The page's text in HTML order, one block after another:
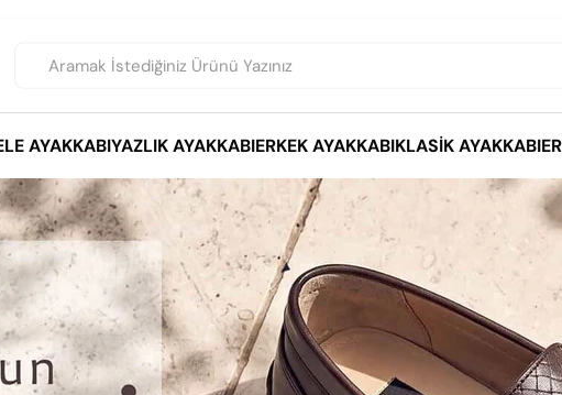
AYAKKABIYAZLIK AYAKKABIERKEK AYAKKABIKLASIK AYAKKABI